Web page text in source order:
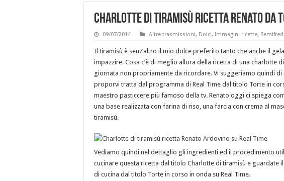
Charlotte di tiramisù ricetta Renato da
09/07/2014 Altre trasmissioni, Dolci, Immagini ricette,
Il tiramisù è senz’altro il mio dolce preferito tanto che anche il
impazzire. Cosa c’è di meglio allora della ricetta di una charlotte
giornata non propriamente da ricordare. Vi suggeriamo quindi
proporvi tratta dal programma di Real Time dal titolo Torte in
maestro pasticcere più famoso della tv. Renato oggi ci spiega
una base realizzata con farina di riso, una farcia con crema al
tiramisù.
Vediamo quindi nel dettaglio gli ingredienti ed il procedimento
cucinare questa ricetta dal titolo Charlotte di tiramisù e guardate
di cucina dal titolo Torte in corso in onda su Real Time.